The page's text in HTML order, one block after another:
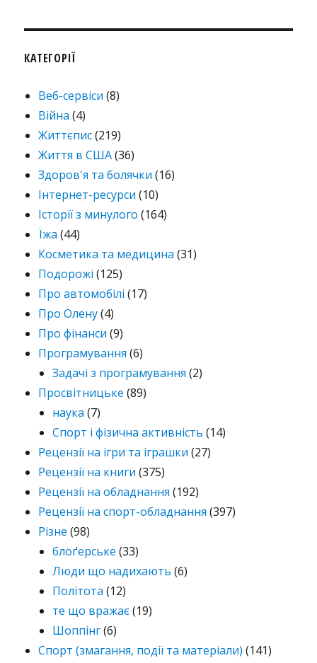
КАТЕГОРІЇ
Веб-сервіси (8)
Війна (4)
Життєпис(219)
Життя в США(36)
Здоров'я та болячки (16)
Інтернет-ресурси (10)
Історії з минулого (164)
Їжа (44)
Косметика та медицина (31)
Подорожі (125)
Про автомобілі (17)
Про Олену(4)
Про фінанси (9)
Програмування (6)
Задачі з програмування (2)
Просвітницьке (89)
наука (7)
Спорт і фізична активність (14)
Рецензії на ігри та іграшки (27)
Рецензії на книги (375)
Рецензії на обладнання (192)
Рецензії на спорт-обладнання (397)
Різне (98)
блоґерське (33)
Люди що надихають (6)
Політота (12)
те що вражає(19)
Шоппінг(6)
Спорт (змагання, події та матеріали) (141)